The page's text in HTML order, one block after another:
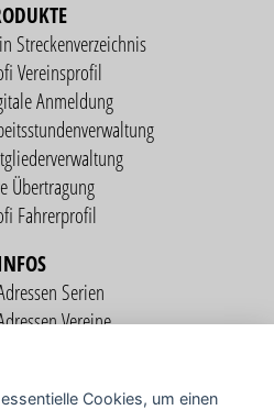
Streckenverzeichnis
Vereinsprofil
Anmeldung
Übertragung
Fahrerprofil
Serien
Vereine
Cookies, um einen